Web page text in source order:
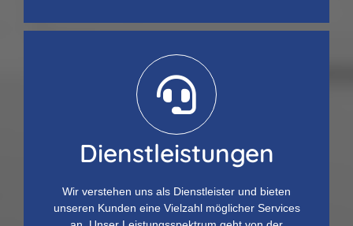
Dienstleistungen
Wir verstehen uns als Dienstleister und bieten
unseren Kunden eine Vielzahl möglicher Services